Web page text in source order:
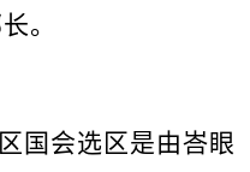
。
国会选区是由峇眼